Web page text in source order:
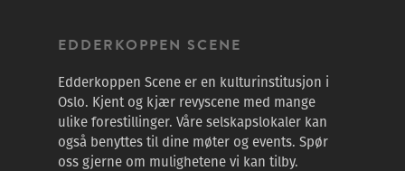
EDDERKOPPEN SCENE
Edderkoppen Scene er en kulturinstitusjon i
Oslo. Kjent og kjær revyscene med mange
ulike forestillinger. Våre selskapslokaler kan
også benyttes til dine møter og events. Spør
oss gjerne om mulighetene vi kan tilby.